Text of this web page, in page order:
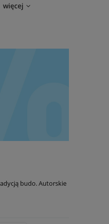
więcej
budo. Autorskie